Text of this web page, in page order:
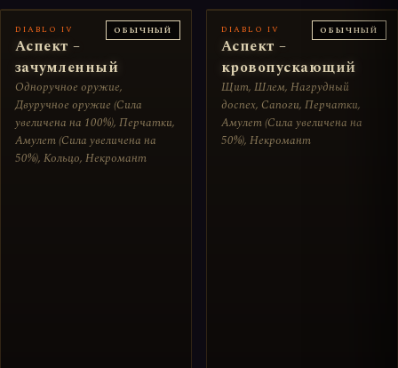
ОБЫЧНЫЙ
DIABLO IV
Аспект –
зачумленный
Одноручное оружие,
Двуручное оружие (Сила
увеличена на 100%), Перчатки,
Амулет (Сила увеличена на
50%), Кольцо, Некромант
ОБЫЧНЫЙ
DIABLO IV
Аспект –
кровопускающий
Щит, Шлем, Нагрудный
доспех, Сапоги, Перчатки,
Амулет (Сила увеличена на
50%), Некромант